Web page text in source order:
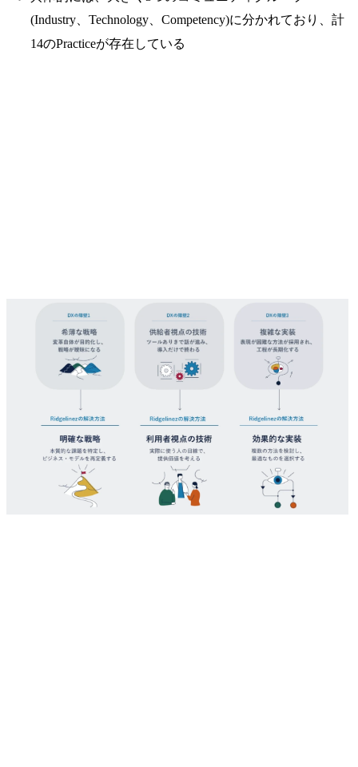
(Industry、Technology、Competency)に分かれており、計
14のPracticeが存在している